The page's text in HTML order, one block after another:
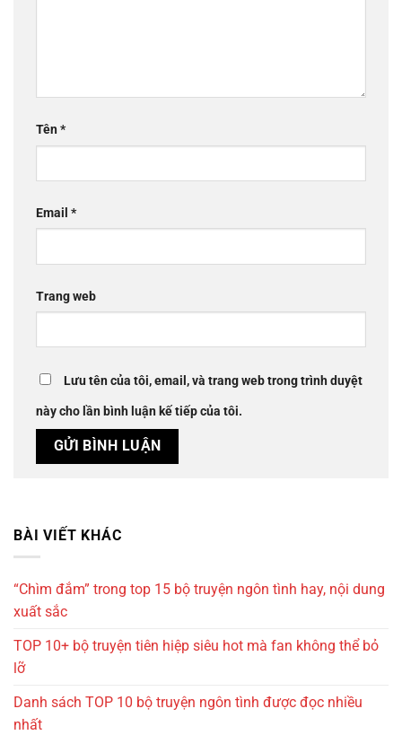
Tên*
Email *
Trang web
Lưu tên của tôi, email, và trang web trong trình duyệt
này cho lần bình luận kế tiếp của tôi.
BÀI VIẾT KHÁC
“Chìm đắm” trong top 15 bộ truyện ngôn tình hay, nội dung
xuất sắc
TOP 10+ bộ truyện tiên hiệp siêu hot mà fan không thể bỏ
lỡ
Danh sách TOP 10 bộ truyện ngôn tình được đọc nhiều
nhất